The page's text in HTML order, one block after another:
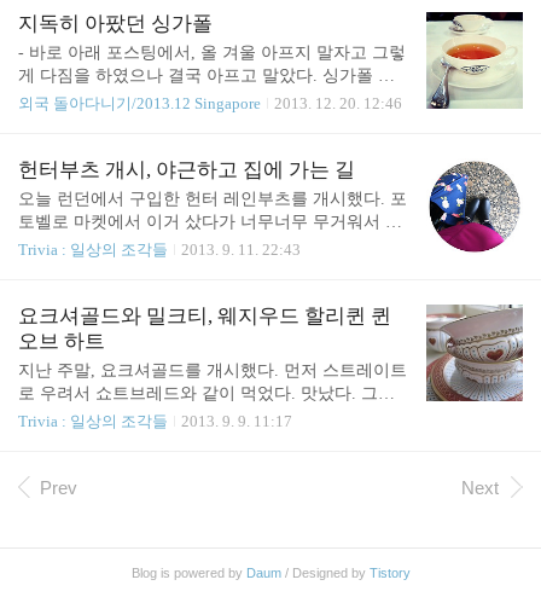
었는데 너무 사람이 많아서 좀 지나니까 뻘쭘한 기분
도 사라졌다 -0- 구닥다리 아이폰4로 찍..
비해 놓으라 이르셨다고... 할아버지를 보내드린 후
마음이 이루 말할 수 없이 먹먹한 상태였는데, 할아
버지가 마지막 순간까지도 우리를 얼마나 생각해주
외할아버지에게 마지막으로 받은 백만원을, 어떻게
리는 건 싫었다. 그래서 처음엔 특별한 물건을 사야
겠다는 생각을 했다. 늘 생각만 하던 스피커는 어떨
까??? 아님 로모소노프 찻잔셋트도 좋고. 또는 몇년
째 벼르고 있..
지독히 아팠던 싱가폴
- 바로 아래 포스팅에서, 올 겨울 아프지 말자고 그렇
게 다짐을 하였으나 결국 아프고 말았다. 싱가폴 출
장 내내, 지독하게. 따듯한 나라라고 방심한 탓인지
바로 병원에 갔더니 중이염으로 번졌다고 한다. 마음
뿐만 아니라 몸도 초딩 - 밀린 일을 처리하기 위해 점
심에도 사무실에 남아 있는 중. 아, 제발 빨리 좋아졌
사진은 마리나베이샌즈의 TWG에서 마신 우바 하이
물렀을까, 주어진 시간은 짧은데 차 종류가 너무 많
아 어쩔줄 몰라하다가 일단은 실론티 중에서 골랐는
데 맛은 살짝 기대 이하..
외국 돌아다니기/2013.12 Singapore 2013. 12. 20. 12:46
헌터부츠 개시, 야근하고 집에 가는 길
오늘 런던에서 구입한 헌터 레인부츠를 개시했다. 포
토벨로 마켓에서 이거 샀다가 너무너무 무거워서 마
지막날 저녁 일정 다 말아먹었지(그냥 버리고 갈까
갔는데 좀 예쁜 걸 사오지 그랬냐는 반응. 그러게 말
이우. 나도 내가 왜 샀는지 몰라ㅋㅋㅋㅋ 심지어 가
격도 저렴하지 않았어. 근데 가끔 쇼핑하다보면 뭐에
홀린듯 사게 될때가 있다. 그렇지 않습니까? 암튼 숏
블랙 무광이라 "제대로 논매러 가는 느낌"이라는 것
이 주변의 평ㅎㅎ 밤 열시 사십분, 야근하고 집에 가
었던 블로그에 이렇게 사소한 글을 남기며 마음을 달
랜다. 마침 팀 하딘 트리오가 연주한 마스카니..
Trivia : 일상의 조각들 2013. 9. 11. 22:43
요크셔골드와 밀크티, 웨지우드 할리퀸 퀸
오브 하트
지난 주말, 요크셔골드를 개시했다. 먼저 스트레이트
로 우려서 쇼트브레드와 같이 먹었다. 맛났다. 그리
고 그 다음엔 밀크티로 마셨는데, 완전 신세계...^^ 사
짐싸다 지쳐서 순간 버리고 올까 생각도 했었는데 비
어쩌면 좋지..?? 수화물용 24인치인데 여행마치고 집
Trivia : 일상의 조각들 2013. 9. 9. 11:17
Prev Next
Blog is powered by Daum/ Designed by Tistory